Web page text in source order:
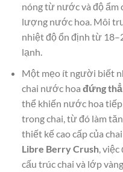
nóng từ nước và độ ẩm
lượng nước hoa. Môi
nhiệt độ ổn định từ
lạnh.
Một mẹo ít người biết
chai nước hoa đứng
thể khiến nước hoa
trong chai, từ đó làm
thiết kế cao cấp của chai
Libre Berry Crush, việc
cấu trúc chai và lớp